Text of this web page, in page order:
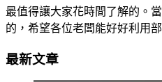
最值得讓大家花時間了解的。
的，希望各位老闆能好好利用
最新文章